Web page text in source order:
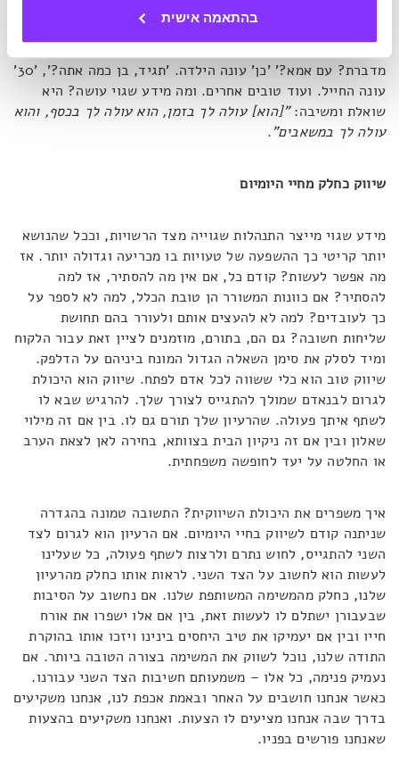
בהתאמה אישית
נשים את עצמנו בצד של הלקוח. מהלחץ שמה שנענה ישמש
כנגדנו בבית המשפט הדמיוני שמתנהל בראשנו, ומבלי שנהיה
מדברת? עם אמא?' 'כן' עונה הילדה. 'תגיד, בן כמה אתה?', '30'
עונה החייל. ועוד טובים אחרים. ומה מידע שגוי עושה? היא
שואלת ומשיבה:"[הוא] עולה לך בזמן, הוא עולה לך בכסף, והוא
עולה לך במשאבים".
שיווק כחלק מחיי היומיום
מידע שגוי מייצר התנהלות שגוייה מצד הרשויות, וככל שהנושא
יותר קריטי כך ההשפעה של טעויות בו מכריעה וגדולה יותר. אז
מה אפשר לעשות? קודם כל, אם אין מה להסתיר, אז למה
להסתיר? אם כוונות המשורר הן טובת הכלל, למה לא לספר על
כך לעובדים? למה לא להעצים אותם ולעורר בהם תחושת
שליחות חשובה? גם הם, בתורם, מוזמנים לציין זאת עבור הלקוח
ומיד לסלק את סימן השאלה הגדול המונח ביניהם על הדלפק.
שיווק טוב הוא כלי ששווה לכל אדם לפתח. שיווק הוא היכולת
לגרום לבנאדם שמולך להתגייס לצורך שלך. להרגיש שבא לו
לשתף איתך פעולה. שהרעיון שלך תורם גם לו. בין אם זה מילוי
שאלון ובין אם זה ניקיון הבית בצוותא, בחירה לאן לצאת הערב
או החלטה על יעד לחופשה משפחתית.
איך משפרים את היכולת השיווקית? התשובה טמונה בהגדרה
שניתנה קודם לשיווק בחיי היומיום. אם הרעיון הוא לגרום לצד
השני להתגייס, לחוש נתרם ולרצות לשתף פעולה, כל שעלינו
לעשות הוא לחשוב על הצד השני. לראות אותו כחלק מהרעיון
שלנו, כחלק מהמשימה המשותפת שלנו. אם נחשוב על הסיבות
שבעבורן ישתלם לו לעשות זאת, בין אם אלו ישפרו את אורח
חייו ובין אם יעמיקו את טיב היחסים בינינו ויזכו אותו בהוקרת
התודה שלנו, נוכל לשווק את המשימה בצורה הטובה ביותר. אם
נעמיק פנימה, כל אלו – משמעותם חשיבות הצד השני עבורנו.
כאשר אנחנו חושבים על האחר ובאמת אכפת לנו, אנחנו משקיעים
בדרך שבה אנחנו מציעים לו הצעות. ואנחנו משקיעים בהצעות
שאנחנו פורשים בפניו.